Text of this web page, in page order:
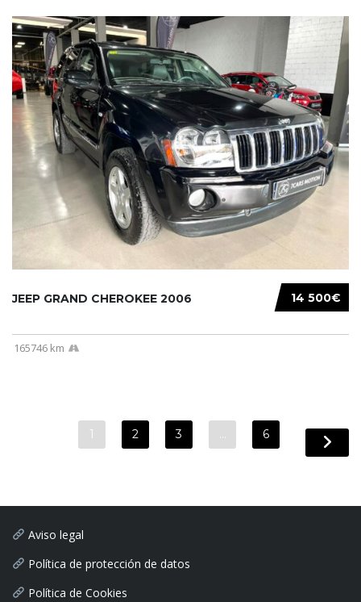
14 500€
JEEP GRAND CHEROKEE 2006
165746 km
1 2 3 … 6
Aviso legal
Política de protección de datos
Política de Cookies